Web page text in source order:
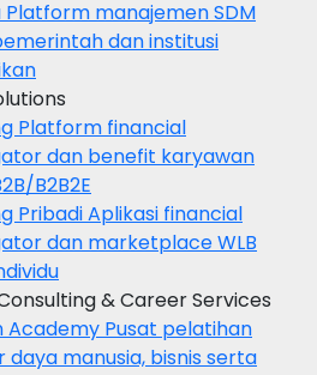
Platform manajemen SDM
dan institusi
Platform financial
dan benefit karyawan
B2B2E
PribadiAplikasi financial
dan marketplace WLB
& Career Services
Academy Pusat pelatihan
daya manusia, bisnis serta